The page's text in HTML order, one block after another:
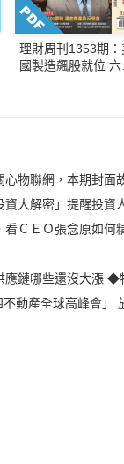
理財周刊1353期：
國製造飆股就位 六
物聯網，本期封
大解密」提醒投
ＣＥＯ張念原如何
鏈哪些還沒大漲
動產全球高峰會」